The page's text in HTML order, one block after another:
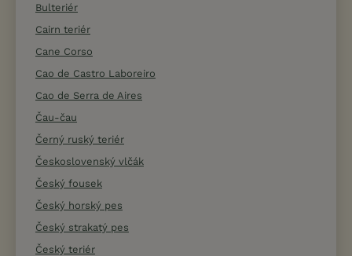
Bulteriér
Cairn teriér
Cane Corso
Cao de Castro Laboreiro
Cao de Serra de Aires
Čau-čau
Černý ruský teriér
Československý vlčák
Český fousek
Český horský pes
Český strakatý pes
Český teriér